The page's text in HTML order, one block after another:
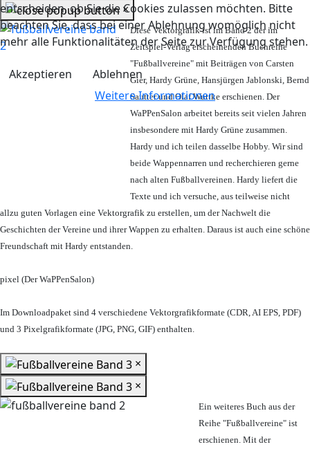
entscheiden, ob Sie die Cookies zulassen möchten. Bitte
beachten Sie, dass bei einer Ablehnung womöglich nicht
mehr alle Funktionalitäten der Seite zur Verfügung stehen.
Akzeptieren
Ablehnen
Weitere Informationen
×
Diese Vektorgrafik ist im Band 2 der im
Zeitspiel-Verlag erscheinenden Buchreihe
"Fußballvereine" mit Beiträgen von Carsten
Gier, Hardy Grüne, Hansjürgen Jablonski, Bernd
Sautter und Olaf Wuttke erschienen. Der
WaPPenSalon arbeitet bereits seit vielen Jahren
insbesondere mit Hardy Grüne zusammen.
Hardy und ich teilen dasselbe Hobby. Wir sind
beide Wappennarren und recherchieren gerne
nach alten Fußballvereinen. Hardy liefert die
Texte und ich versuche, aus teilweise nicht
allzu guten Vorlagen eine Vektorgrafik zu erstellen, um der Nachwelt die
Geschichten der Vereine und ihrer Wappen zu erhalten. Daraus ist auch eine schöne
Freundschaft mit Hardy entstanden.
pixel (Der WaPPenSalon)
Im Downloadpaket sind 4 verschiedene Vektorgrafikformate (CDR, AI EPS, PDF)
und 3 Pixelgrafikformate (JPG, PNG, GIF) enthalten.
×
×
Ein weiteres Buch aus der
Reihe "Fußballvereine" ist
erschienen. Mit der